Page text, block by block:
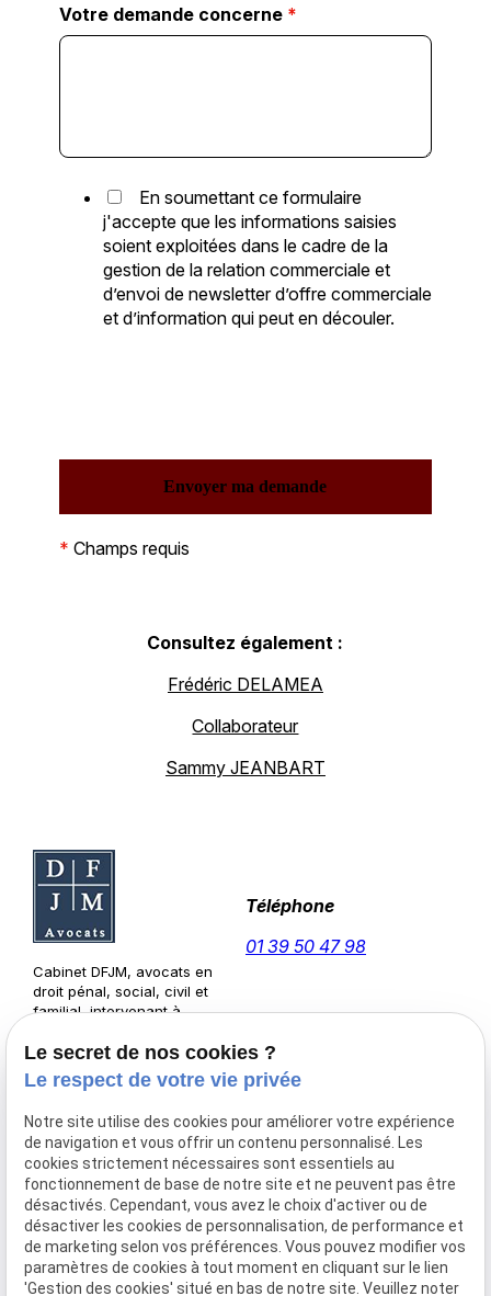
Votre demande concerne *
En soumettant ce formulaire
j'accepte que les informations saisies
soient exploitées dans le cadre de la
gestion de la relation commerciale et
d’envoi de newsletter d’offre commerciale
et d’information qui peut en découler.
* Champs requis
Consultez également :
Frédéric DELAMEA
Collaborateur
Sammy JEANBART
Cabinet DFJM, avocats en
droit pénal, social, civil et
familial, intervenant à
Téléphone
01 39 50 47 98
Adresse
1 rue d'Anjou
78000 VERSAILLES
Horaires
Visite sur
Rendez-
vous
Accueil
Le cabinet
Domaines de compétences
Honoraires
Le secret de nos cookies ?
Le respect de votre vie privée
Notre site utilise des cookies pour améliorer votre expérience
de navigation et vous offrir un contenu personnalisé. Les
cookies strictement nécessaires sont essentiels au
fonctionnement de base de notre site et ne peuvent pas être
désactivés. Cependant, vous avez le choix d'activer ou de
désactiver les cookies de personnalisation, de performance et
de marketing selon vos préférences. Vous pouvez modifier vos
paramètres de cookies à tout moment en cliquant sur le lien
'Gestion des cookies' situé en bas de notre site. Veuillez noter